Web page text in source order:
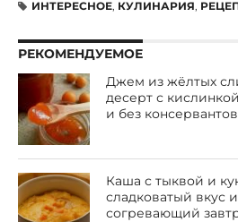
ИНТЕРЕСНОЕ, КУЛИНАРИЯ,
РЕКОМЕНДУЕМОЕ
Джем из жёлтых
десерт с
и без консервантов
Каша с тыквой и
сладковатый вкус
согревающий